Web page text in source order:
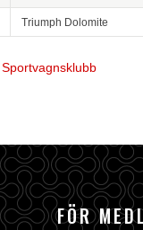
Triumph Dolomite
FÖR